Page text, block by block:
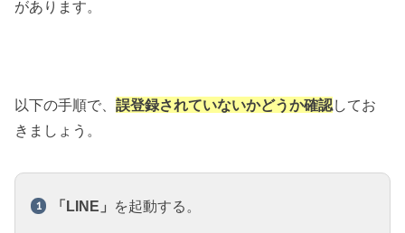
があります。
以下の手順で、誤登録されていないかどうか確認してお
きましょう。
「LINE」 を起動する。